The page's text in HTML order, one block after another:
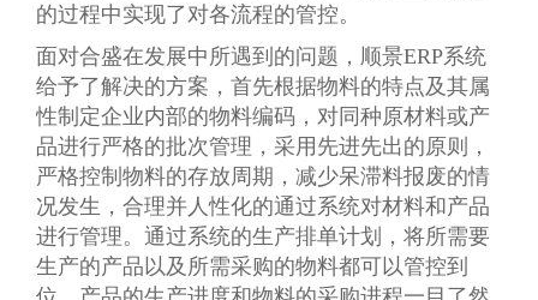
的过程中实现了对各流程的管控。
面对合盛在发展中所遇到的问题，顺景ERP系统
给予了解决的方案，首先根据物料的特点及其属
性制定企业内部的物料编码，对同种原材料或产
品进行严格的批次管理，采用先进先出的原则，
严格控制物料的存放周期，减少呆滞料报废的情
况发生，合理并人性化的通过系统对材料和产品
进行管理。通过系统的生产排单计划，将所需要
生产的产品以及所需采购的物料都可以管控到